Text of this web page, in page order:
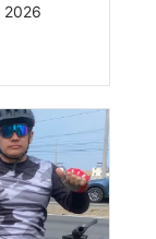
2026